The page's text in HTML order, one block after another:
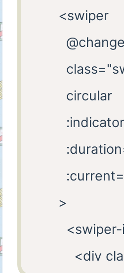
<swiper
circular
:indicator-
>
<swiper-
<div